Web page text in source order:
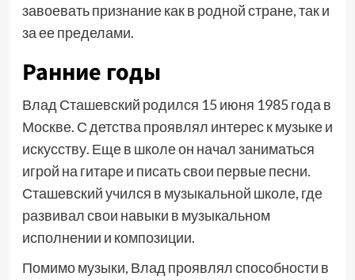
завоевать признание как в родной стране, так и
за ее пределами.
Ранние годы
Влад Сташевский родился 15 июня 1985 года в
Москве. С детства проявлял интерес к музыке и
искусству. Еще в школе он начал заниматься
игрой на гитаре и писать свои первые песни.
Сташевский учился в музыкальной школе, где
развивал свои навыки в музыкальном
исполнении и композиции.
Помимо музыки, Влад проявлял способности в